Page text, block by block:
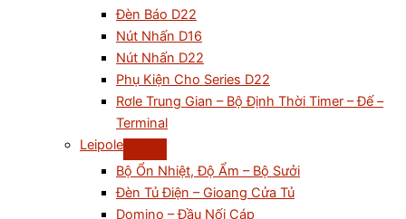
Đèn Báo D22
Nút Nhấn D16
Nút Nhấn D22
Phụ Kiện Cho Series D22
Rơle Trung Gian – Bộ Định Thời Timer – Đế –
Terminal
Leipole
Bộ Ổn Nhiệt, Độ Ẩm – Bộ Sưởi
Đèn Tủ Điện – Gioang Cửa Tủ
Domino – Đầu Nối Cáp